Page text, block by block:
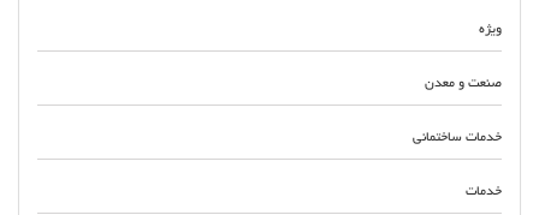
ویژه
صنعت و معدن
خدمات ساختمانی
خدمات